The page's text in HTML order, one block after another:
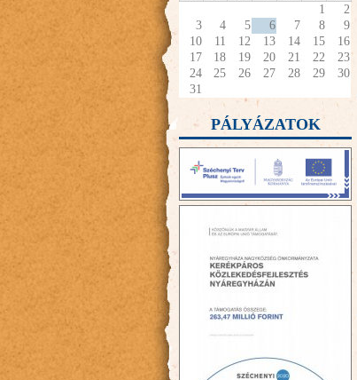
1
2
3
4 5 6 7 8
9
10
11 12 13 14 15
16
17
18 19 20 21 22
23
24
25 26 27 28 29
30
31
PÁLYÁZATOK